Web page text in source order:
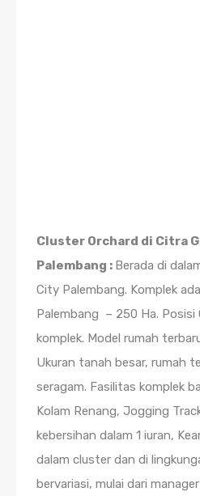
Cluster Orchard di Citra
Palembang : Berada di
City Palembang. Komplek
Palembang – 250 Ha. Posisi
komplek. Model rumah
Ukuran tanah besar, rumah
seragam. Fasilitas komplek
Kolam Renang, Jogging
kebersihan dalam 1 iuran,
dalam cluster dan di
bervariasi, mulai dari